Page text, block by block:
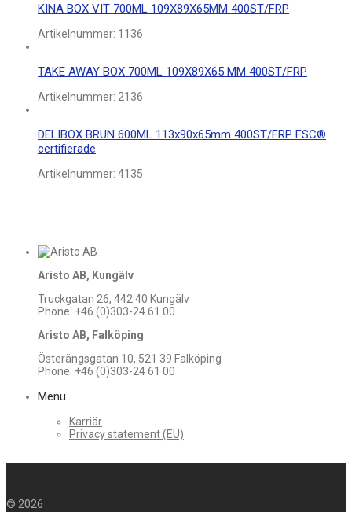
KINA BOX VIT 700ML 109X89X65MM 400ST/FRP
Artikelnummer: 1136
TAKE AWAY BOX 700ML 109X89X65 MM 400ST/FRP
Artikelnummer: 2136
DELIBOX BRUN 600ML 113x90x65mm 400ST/FRP FSC®
certifierade
Artikelnummer: 4135
Aristo AB, Kungälv
Truckgatan 26, 442 40 Kungälv
Phone: +46 (0)303-24 61 00
Aristo AB, Falköping
Österängsgatan 10, 521 39 Falköping
Phone: +46 (0)303-24 61 00
Menu
Karriär
Privacy statement (EU)
© 2026